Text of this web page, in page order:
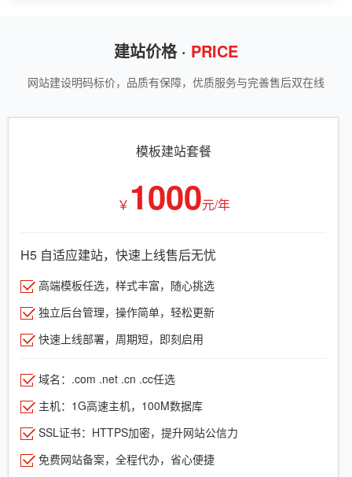
建站价格 · PRICE
网站建设明码标价，品质有保障，优质服务与完善售后双在线
模板建站套餐
￥ 1000元/年
H5 自适应建站，快速上线售后无忧
高端模板任选，样式丰富，随心挑选
独立后台管理，操作简单，轻松更新
快速上线部署，周期短，即刻启用
域名：.com .net .cn .cc任选
主机：1G高速主机，100M数据库
SSL证书：HTTPS加密，提升网站公信力
免费网站备案，全程代办，省心便捷